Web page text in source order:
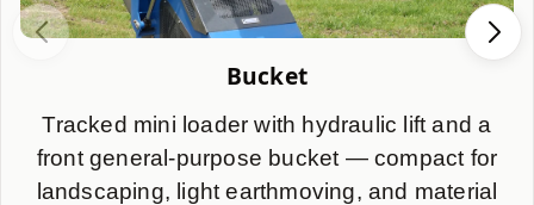
Bucket
Tracked mini loader with hydraulic lift and a
front general-purpose bucket — compact for
landscaping, light earthmoving, and material